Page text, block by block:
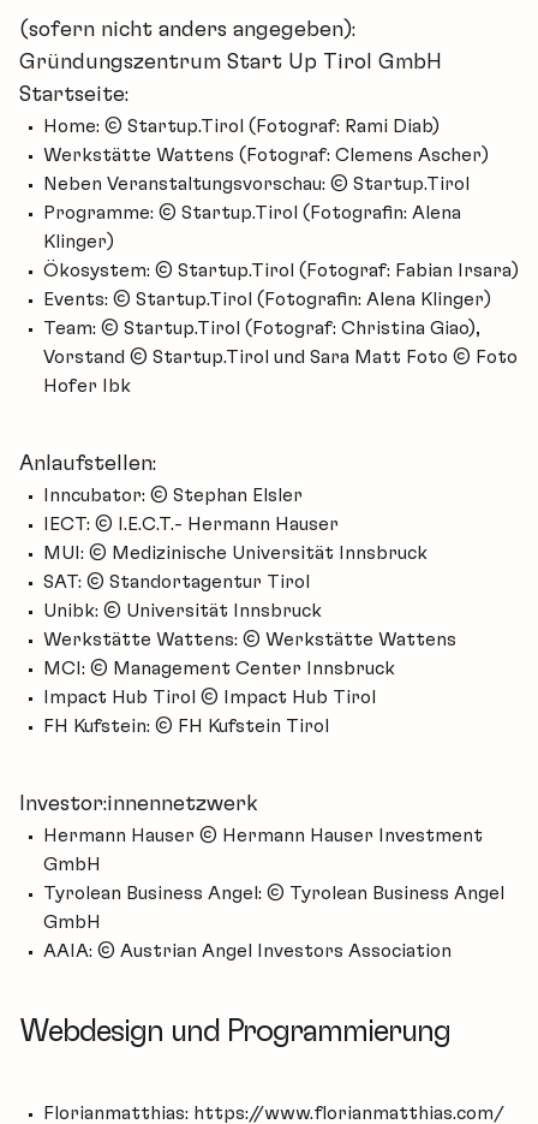
(sofern nicht anders angegeben):
Gründungszentrum Start Up Tirol GmbH
Startseite:
Home: © Startup.Tirol (Fotograf: Rami Diab)
Werkstätte Wattens (Fotograf: Clemens Ascher)
Neben Veranstaltungsvorschau: © Startup.Tirol
Programme: © Startup.Tirol (Fotografin: Alena
Klinger)
Ökosystem: © Startup.Tirol (Fotograf: Fabian Irsara)
Events: © Startup.Tirol (Fotografin: Alena Klinger)
Team: © Startup.Tirol (Fotograf: Christina Giao),
Vorstand © Startup.Tirol und Sara Matt Foto © Foto
Hofer Ibk
Anlaufstellen:
Inncubator: © Stephan Elsler
IECT: © I.E.C.T.- Hermann Hauser
MUI: © Medizinische Universität Innsbruck
SAT: © Standortagentur Tirol
Unibk: © Universität Innsbruck
Werkstätte Wattens: © Werkstätte Wattens
MCI: © Management Center Innsbruck
Impact Hub Tirol © Impact Hub Tirol
FH Kufstein: © FH Kufstein Tirol
Investor:innennetzwerk
Hermann Hauser © Hermann Hauser Investment
GmbH
Tyrolean Business Angel: © Tyrolean Business Angel
GmbH
AAIA: © Austrian Angel Investors Association
Webdesign und Programmierung
Florianmatthias: https://www.florianmatthias.com/